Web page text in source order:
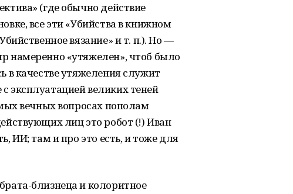
(где обычно действие
все эти «Убийства в книжном
вязание» и т. п.). Но —
намеренно «утяжелен», чтоб было
в качестве утяжеления служит
эксплуатацией великих теней
вечных вопросах пополам
лиц это робот (!) Иван
ИИ; там и про это есть, и тоже для
близнеца и колоритное